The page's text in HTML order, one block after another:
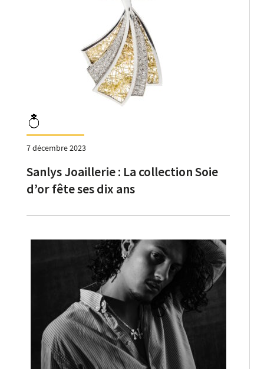
7 décembre 2023
Sanlys Joaillerie : La collection Soie
d’or fête ses dix ans